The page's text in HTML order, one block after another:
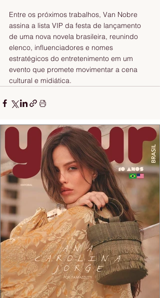
Entre os próximos trabalhos, Van Nobre
assina a lista VIP da festa de lançamento
de uma nova novela brasileira, reunindo
elenco, influenciadores e nomes
estratégicos do entretenimento em um
evento que promete movimentar a cena
cultural e midiática.